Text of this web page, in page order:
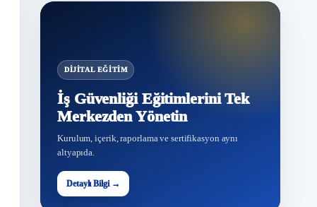
DIJITAL EĞITIM
İş Güvenliği Eğitimlerini Tek
Merkezden Yönetin
Kurulum, içerik, raporlama ve sertifikasyon aynı
altyapıda.
Detaylı Bilgi →